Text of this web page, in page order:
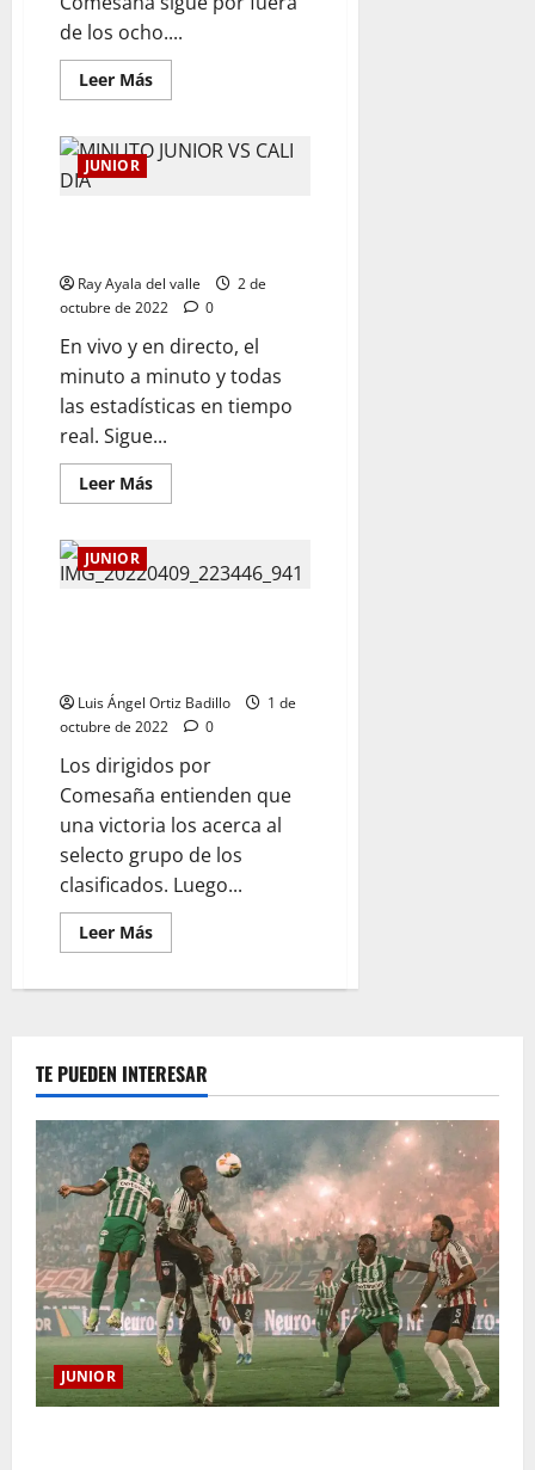
de los ocho....
Leer Más
JUNIOR
Ray Ayala del valle
2 de
octubre de 2022
0
En vivo y en directo, el
minuto a minuto y todas
las estadísticas en tiempo
real. Sigue...
Leer Más
JUNIOR
Luis Ángel Ortiz Badillo
1 de
octubre de 2022
0
Los dirigidos por
Comesaña entienden que
una victoria los acerca al
selecto grupo de los
clasificados. Luego...
Leer Más
TE PUEDEN INTERESAR
JUNIOR